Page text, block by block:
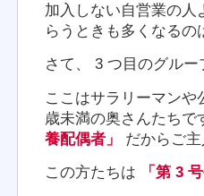
加入しない自営業の人
らうときも多くなる
さて、 3 つ目のグルー
ここはサラリーマンや
歳未満の奥さんたち
養配偶者」
だからご
この方たちは
「第 3